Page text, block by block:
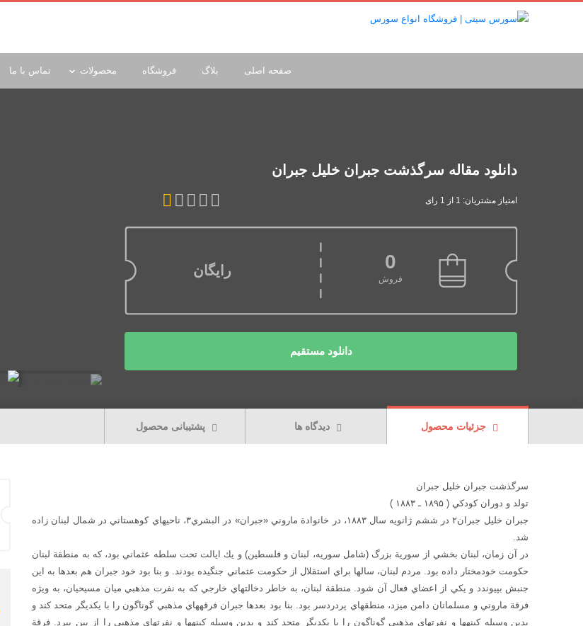
صفحه اصلی بلاگ فروشگاه محصولات تماس با ما
دانلود مقاله سرگذشت جبران خليل جبران
امتیاز مشتریان: 1 از 1 رای
0
فروش
رایگان
دانلود مستقیم
جزئیات محصول دیدگاه ها پشتیبانی محصول
سرگذشت جبران خليل جبران
تولد و دوران كودكي ( ۱۸۹۵ ـ ۱۸۸۳ )
جبران خليل جبران۲ در ششم ژانويه سال ۱۸۸۳، در خانوادة ماروني «جبران» در البشري۳، ناحيه‎اي كوهستاني در شمال لبنان زاده
شد.
در آن زمان، لبنان بخشي از سورية بزرگ (شامل سوريه، لبنان و فلسطين) و يك ايالت تحت سلطه عثماني بود، كه به منطقة لبنان
حكومت خودمختار داده بود. مردم لبنان، سال‎ها براي استقلال از حكومت عثماني جنگيده بودند. و بنا بود خود جبران هم بعدها به اين
جنبش بپيوندد و يكي از اعضاي فعال آن شود. منطقة لبنان، به خاطر دخالت‎هاي خارجي كه به نفرت مذهبي ميان مسيحيان، به ويژه
فرقة ماروني و مسلمانان دامن مي‎زد، منطقه‎اي پردردسر بود. بنا بود بعدها جبران فرقه‎هاي مذهبي گوناگون را با يكديگر متحد كند و
بدين وسيله كينه‎ها و نفرت‎هاي مذهبي گوناگون را با يكديگر متحد كند و بدين وسيله كينه‎ها و نفرت‎هاي مذهبي را از بين ببرد. فرقة